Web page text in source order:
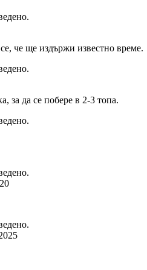
че ще издържи известно време.
за да се побере в 2-3 топа.